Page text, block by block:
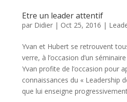
Etre un leader attentif
par Didier| Oct 25, 2016 |
Yvan et Hubert se retrouvent
verre, à l’occasion d’un
Yvan profite de l’occasion pour
connaissances du « Leadership
que lui enseigne